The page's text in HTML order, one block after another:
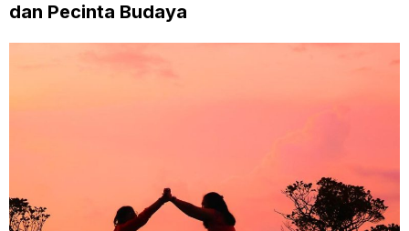
dan Pecinta Budaya